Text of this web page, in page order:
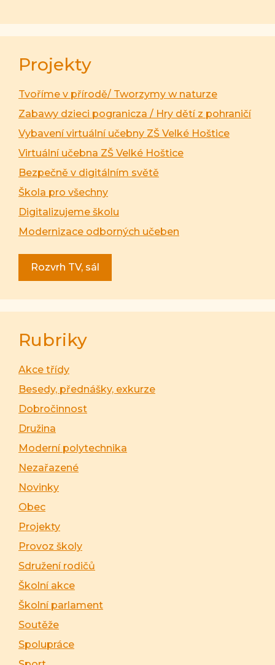
Projekty
Tvoříme v přírodě/ Tworzymy w naturze
Zabawy dzieci pogranicza / Hry dětí z pohraničí
Vybavení virtuální učebny ZŠ Velké Hoštice
Virtuální učebna ZŠ Velké Hoštice
Bezpečně v digitálním světě
Škola pro všechny
Digitalizujeme školu
Modernizace odborných učeben
Rozvrh TV, sál
Rubriky
Akce třídy
Besedy, přednášky, exkurze
Dobročinnost
Družina
Moderní polytechnika
Nezařazené
Novinky
Obec
Projekty
Provoz školy
Sdružení rodičů
Školní akce
Školní parlament
Soutěže
Spolupráce